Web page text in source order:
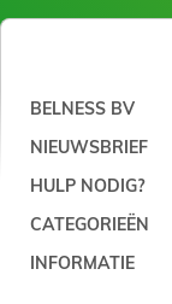
BELNESS BV
NIEUWSBRIEF
HULP NODIG?
CATEGORIEËN
INFORMATIE